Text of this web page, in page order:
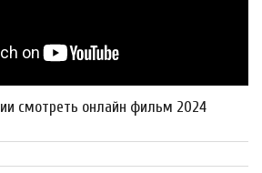
смотреть онлайн фильм 2024